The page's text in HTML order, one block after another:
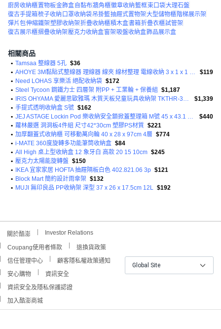
廚房收納櫃置物板金飾盒 自黏布牆角櫃徽章收納籃框束口袋大理石盤
復古手提箱梳子收納 口罩收納袋吊掛籃抽屜式置物架大型儲物櫃 階梯展示架
彈片包伸縮鐵架塑膠收納架折疊收納櫃積木盒書箱折疊衣櫃試管架
復古展示櫃摺疊收納架壓克力收納盒窗架吸盤收納盒飾品展示盒
相關商品
• Tamsaa 整線器 5孔 $36
•
AHOYE 3M黏貼式整線器 理線器 線夾 線材整理 電線收納 3 x 1 x 1 cm 20入
$119
• Need LOHAS 享樂活 絕配收納袋 $172
• Steel Tycoon 鋼鐵力士 四層架 附PP + 工業輪 + 保養組
$1,187
•
IRIS OHYAMA 愛麗思歐雅瑪 木質天板兒童玩具收納架 TKTHR-39 86.3 x 34.8 x 79.8cm
$1,339
• 手提式透明收納盒 S號 $162
•
JEJ ASTAGE Lockin Pod 樂收納安全鎖掀蓋整理箱 M號 45 x 43.1 x 31cm 1.38kg
$440
• 蘿林嚴選 洞洞板4件組 尺寸42*30cm 塑膠PS材質 $221
• 加厚翻蓋式收納櫃 可移動萬向輪 40 x 28 x 97cm 4層 $774
• i-MATE 360度旋轉多功能筆筒收納盒 $84
• All High 桌上型收納盒 12 象牙白 高款 20 15 10cm $245
• 壓克力太陽能旋轉盤 $150
•
IKEA 宜家家居 HOFTA 抽屜隔板白色 402.821.06 3p $121
• Block Mart 簡約設計雨傘架 $132
• MUJI 無印良品 PP收納架 深型 37 x 26 x 17.5cm 12L $192
關於酷澎 Investor Relations
Coupang使用者條款
退換貨政策
信任管理中心
顧客隱私權政策通知
安心購物
資訊安全
資訊安全及隱私保護認證
加入酷澎商城
Global Site